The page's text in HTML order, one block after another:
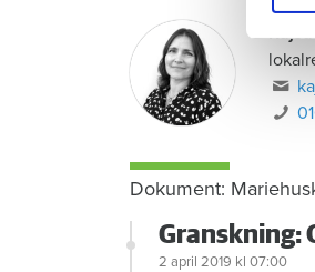
Dokument:
Granskning:
2 april 2019 kl 07:00